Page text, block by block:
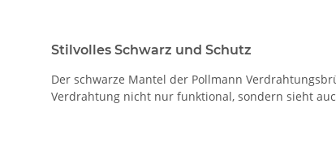
Stilvolles Schwarz und Schutz
Der schwarze Mantel der Pollmann
Verdrahtung nicht nur funktional, sondern sieht